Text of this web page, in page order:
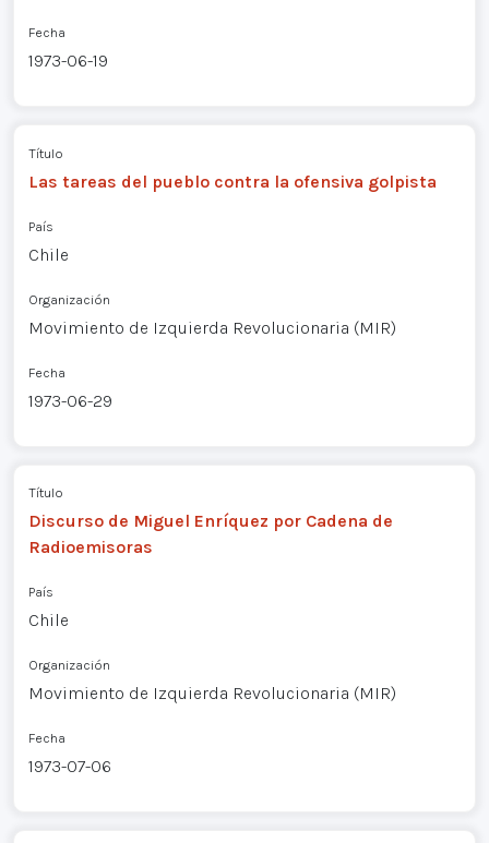
Fecha
1973-06-19
Título
Las tareas del pueblo contra la ofensiva golpista
País
Chile
Organización
Movimiento de Izquierda Revolucionaria (MIR)
Fecha
1973-06-29
Título
Discurso de Miguel Enríquez por Cadena de
Radioemisoras
País
Chile
Organización
Movimiento de Izquierda Revolucionaria (MIR)
Fecha
1973-07-06